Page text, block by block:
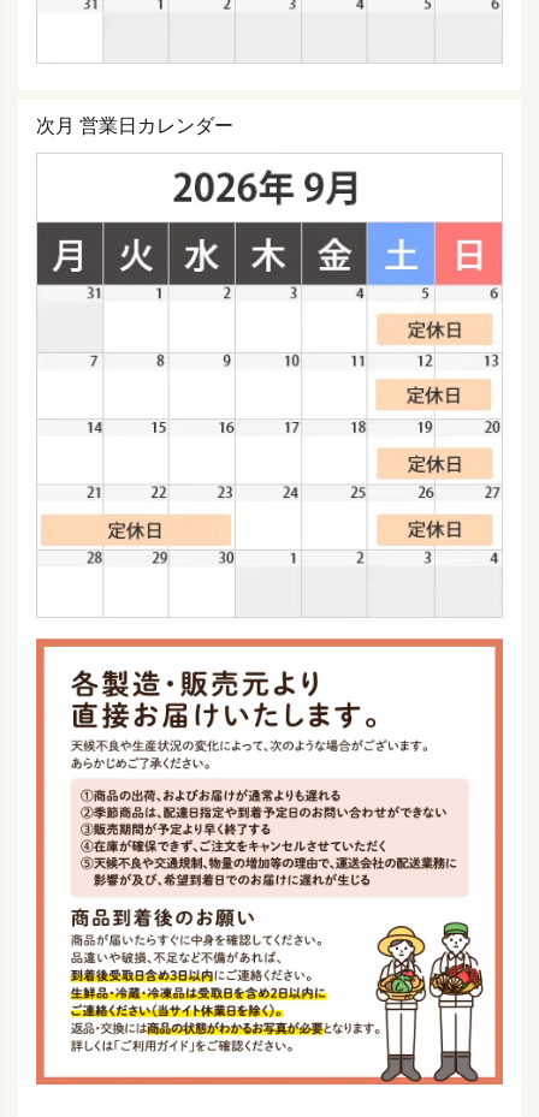
次月 営業日カレンダー